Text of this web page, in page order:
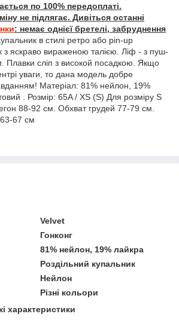
по 100% передоплаті.
не підлягає. Дивіться останні
: немає однієї бретелі, забруднення
в стилі ретро або pin-up
з яскраво вираженою талією. Ліф - з пуш-
Плавки сліп з виcокой посадкою. Якщо
уваги, то дана модель добре
Матеріал: 81% нейлон, 19%
. Розмір: 65A / XS (S) Для розміру S
88-92 см. Обхват грудей 77-79 см.
67 см
Velvet
Гонконг
81% нейлон, 19% лайкра
Роздільний купальник
Нейлон
Різні кольори
характеристики